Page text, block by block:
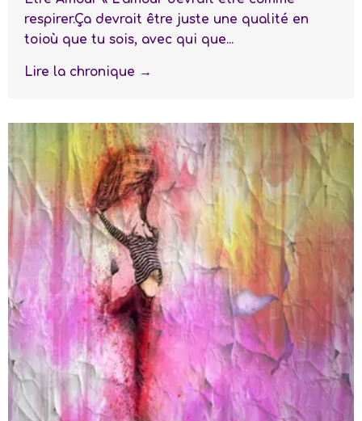
respirer.Ça devrait être juste une qualité en
toioù que tu sois, avec qui que...
Lire la chronique →